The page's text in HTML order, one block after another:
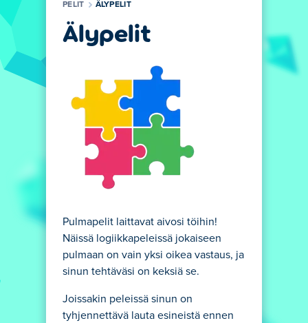
PELIT ÄLYPELIT
Älypelit
Pulmapelit laittavat aivosi töihin!
Näissä logiikkapeleissä jokaiseen
pulmaan on vain yksi oikea vastaus, ja
sinun tehtäväsi on keksiä se.
Joissakin peleissä sinun on
tyhjennettävä lauta esineistä ennen